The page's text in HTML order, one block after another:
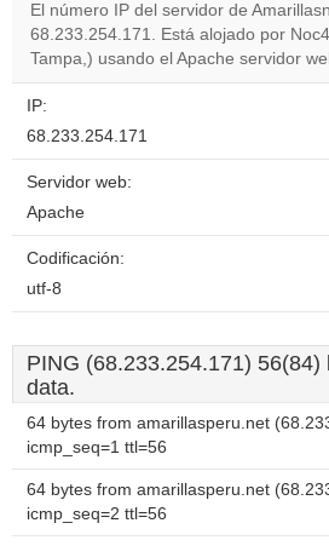
El número IP del servidor de
68.233.254.171. Está alojado por
Tampa,) usando el Apache servidor
IP:
68.233.254.171
Servidor web:
Apache
Codificación:
utf-8
PING (68.233.254.171) 56(84)
data.
64 bytes from amarillasperu.net
icmp_seq=1 ttl=56
64 bytes from amarillasperu.net
icmp_seq=2 ttl=56